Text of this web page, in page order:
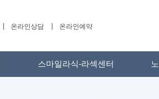
온라인상담 온라인예약
스마일라식-라섹센터